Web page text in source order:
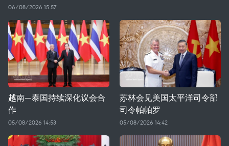
06/08/2026 15:57
越南—泰国持续深化议会合
作
05/08/2026 14:53
苏林会见美国太平洋司令部
司令帕帕罗
05/08/2026 14:42